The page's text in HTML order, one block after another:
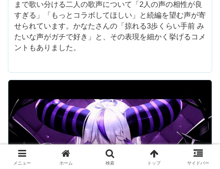
まで歌い分ける二人の歌声について「2人の声の相性が良
すぎる」「もっとコラボしてほしい」と続編を望む声が寄
せられています。かなたさんの「掠れる3歩くらい手前 み
たいな声がガチで好き」と、その表現を細かく挙げるコメ
ントもありました。
メニュー ホーム 検索 トップ サイドバー